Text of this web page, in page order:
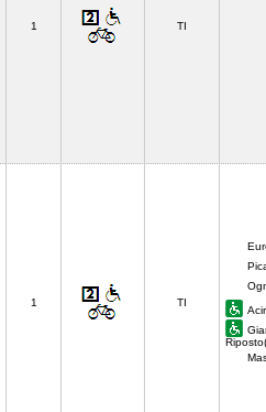
1 TI
1 TI